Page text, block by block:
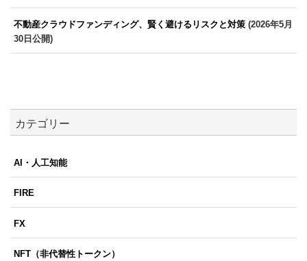
不動産クラウドファンディング、賢く避けるリスクと対策 (2026年5月
30日公開)
カテゴリー
AI・人工知能
FIRE
FX
NFT（非代替性トークン）